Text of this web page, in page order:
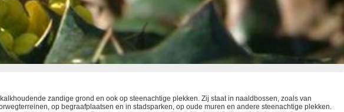
zandige grond en ook op steenachtige plekken. Zij staat in naaldbossen, zoals van
op begraafplaatsen en in stadsparken, op oude muren en andere steenachtige plekken.